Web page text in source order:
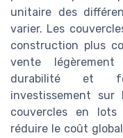
unitaire des
varier. Les
construction plus
vente
durabilité et
investissement
couvercles en
réduire le coût